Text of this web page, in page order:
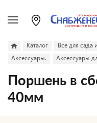
Каталог Все для сада
Аксессуары.
Аксессуары
Поршень в
40мм